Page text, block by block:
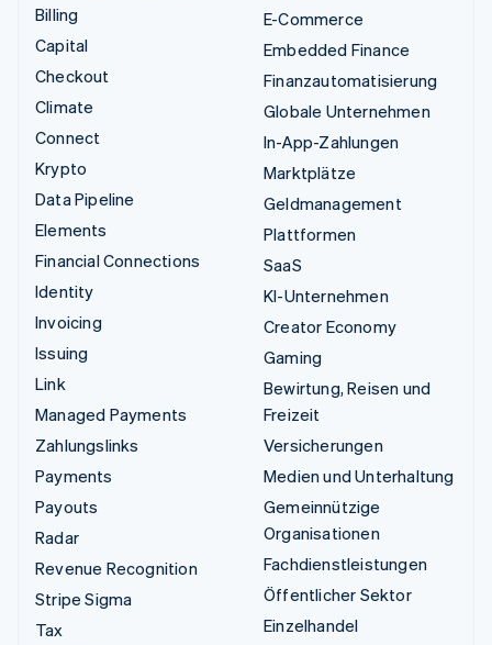
Billing
Capital
Checkout
Climate
Connect
Krypto
Data Pipeline
Elements
Financial Connections
Identity
Invoicing
Issuing
Link
Managed Payments
Zahlungslinks
Payments
Payouts
Radar
Revenue Recognition
Stripe Sigma
Tax
E-Commerce
Embedded Finance
Finanzautomatisierung
Globale Unternehmen
In-App-Zahlungen
Marktplätze
Geldmanagement
Plattformen
SaaS
KI-Unternehmen
Creator Economy
Gaming
Bewirtung, Reisen und
Freizeit
Versicherungen
Medien und Unterhaltung
Gemeinnützige
Organisationen
Fachdienstleistungen
Öffentlicher Sektor
Einzelhandel